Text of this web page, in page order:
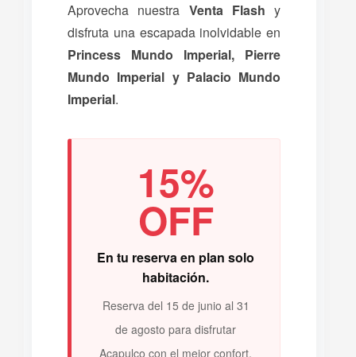
Aprovecha nuestra Venta Flash y
disfruta una escapada inolvidable en
Princess Mundo Imperial, Pierre
Mundo Imperial y Palacio Mundo
Imperial.
15%
OFF
En tu reserva en plan solo
habitación.
Reserva del 15 de junio al 31
de agosto para disfrutar
Acapulco con el mejor confort,